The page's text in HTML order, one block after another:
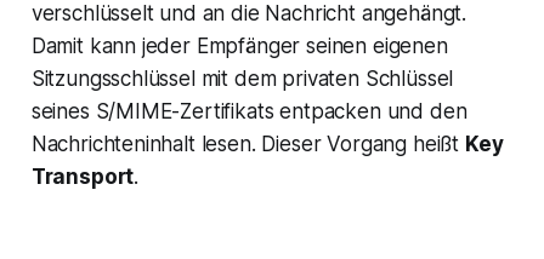
verschlüsselt und an die Nachricht angehängt.
Damit kann jeder Empfänger seinen eigenen
Sitzungsschlüssel mit dem privaten Schlüssel
seines S/MIME-Zertifikats entpacken und den
Nachrichteninhalt lesen. Dieser Vorgang heißt Key
Transport.